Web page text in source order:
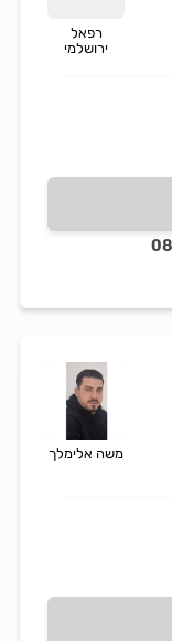
רפאל
ירושלמי
משה אלימלך